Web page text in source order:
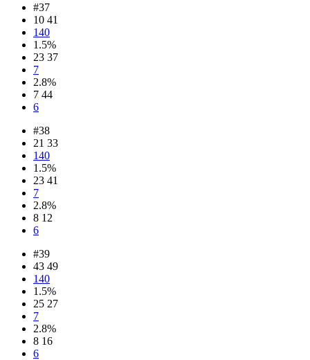
#37
10 41
140
1.5%
23 37
7
2.8%
7 44
6
#38
21 33
140
1.5%
23 41
7
2.8%
8 12
6
#39
43 49
140
1.5%
25 27
7
2.8%
8 16
6